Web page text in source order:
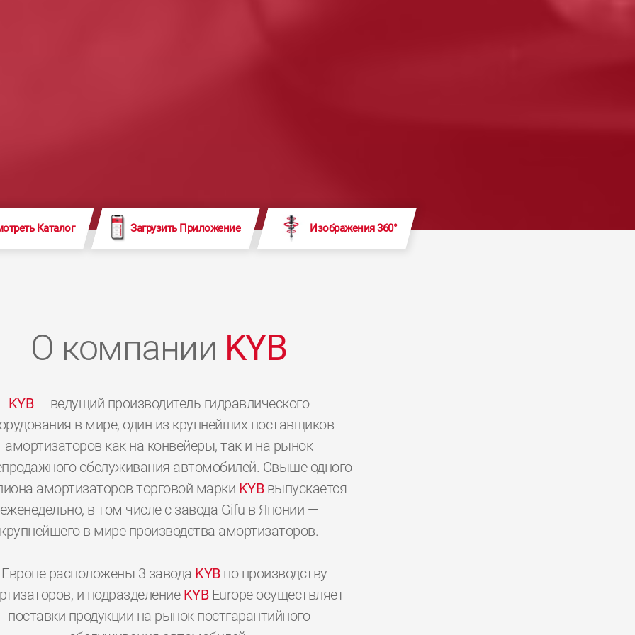
Каталог Загрузить Приложение Изображения 360°
О компании KYB
KYB— ведущий производитель гидравлического
в мире, один из крупнейших поставщиков
амортизаторов как на конвейеры, так и на рынок
обслуживания автомобилей. Свыше одного
амортизаторов торговой марки KYBвыпускается
еженедельно, в том числе с завода Gifu в Японии —
крупнейшего в мире производства амортизаторов.
расположены 3 завода KYBпо производству
и подразделение KYBEurope осуществляет
поставки продукции на рынок постгарантийного
000 000